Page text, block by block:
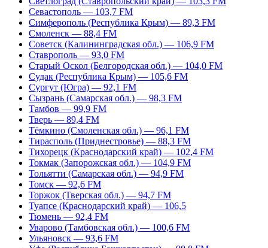
Севастополь — 103,7 FM
Симферополь (Республика Крым) — 89,3 FM
Смоленск — 88,4 FM
Советск (Калининградская обл.) — 106,9 FM
Ставрополь — 93,0 FM
Старый Оскол (Белгородская обл.) — 104,0 FM
Судак (Республика Крым) — 105,6 FM
Сургут (Югра) — 92,1 FM
Сызрань (Самарская обл.) — 98,3 FM
Тамбов — 99,9 FM
Тверь — 89,4 FM
Тёмкино (Смоленская обл.) — 96,1 FM
Тирасполь (Приднестровье) — 88,3 FM
Тихорецк (Краснодарский край) — 102,4 FM
Токмак (Запорожская обл.) — 104,9 FM
Тольятти (Самарская обл.) — 94,9 FM
Томск — 92,6 FM
Торжок (Тверская обл.) — 94,7 FM
Туапсе (Краснодарский край) — 106,5
Тюмень — 92,4 FM
Уварово (Тамбовская обл.) — 100,6 FM
Ульяновск — 93,6 FM